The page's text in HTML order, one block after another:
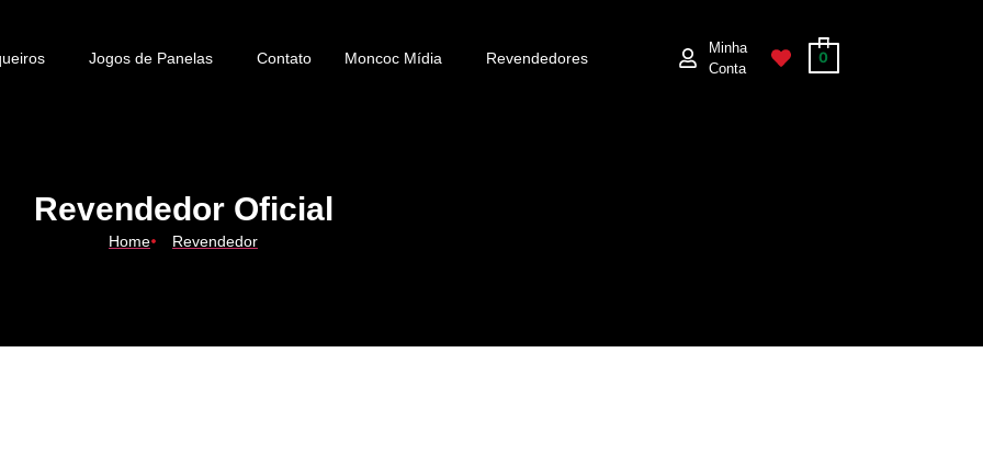
Jogos de Panelas Contato Moncoc Mídia Revendedores
Minha
Conta
0
Revendedor Oficial
Home Revendedor